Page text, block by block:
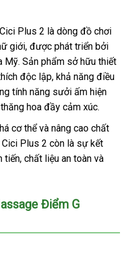
Plus 2 là dòng đồ chơi
giới, được phát triển bởi
Mỹ. Sản phẩm sở hữu thiết
độc lập, khả năng điều
tính năng sưởi ấm hiện
hoa đầy cảm xúc.
cơ thể và nâng cao chất
Plus 2 còn là sự kết
chất liệu an toàn và
Điểm G